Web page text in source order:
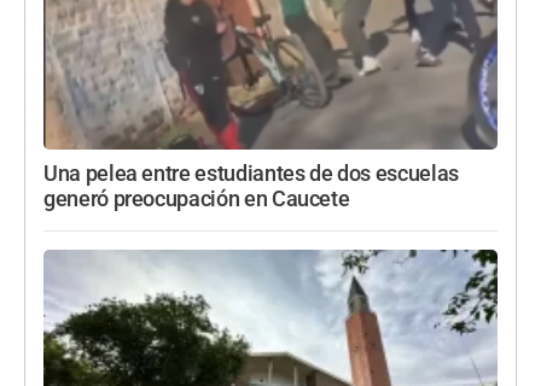
Una pelea entre estudiantes de dos escuelas
generó preocupación en Caucete